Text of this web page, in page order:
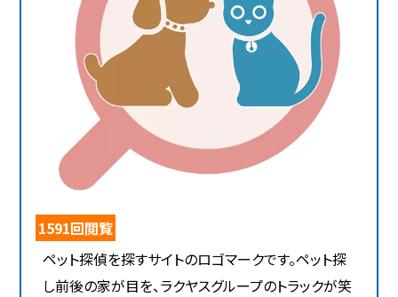
1591回閲覧
ペット探偵を探すサイトのロゴマークです。ペット探
し前後の家が目を、ラクヤスグループのトラックが笑